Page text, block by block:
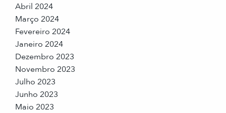
Abril 2024
Março 2024
Fevereiro 2024
Janeiro 2024
Dezembro 2023
Novembro 2023
Julho 2023
Junho 2023
Maio 2023